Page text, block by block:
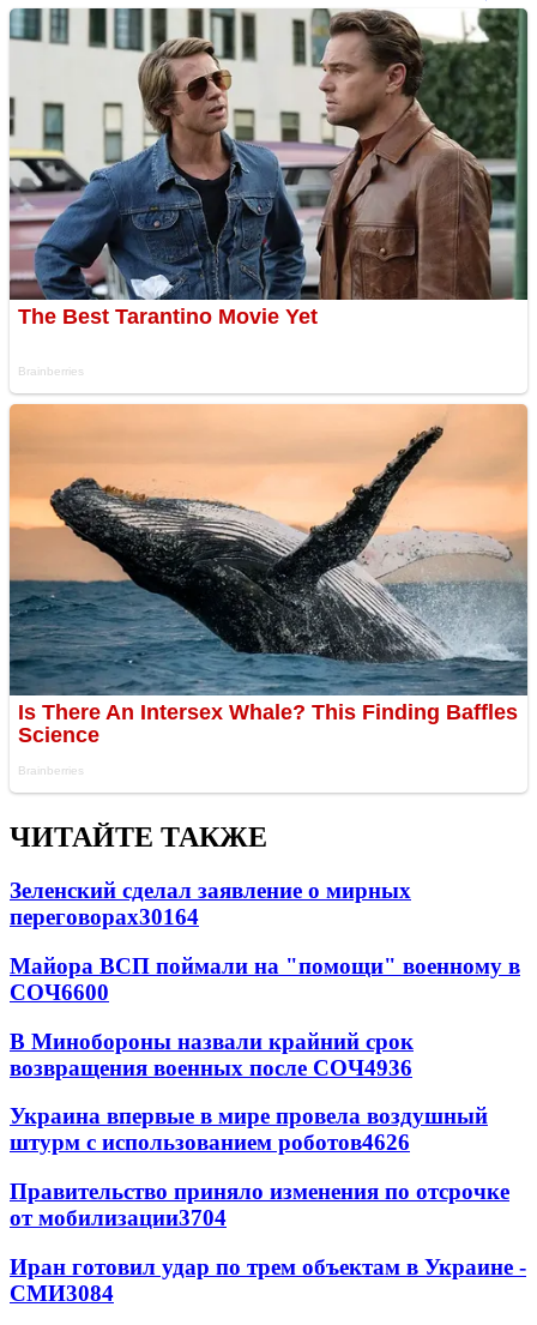
ЧИТАЙТЕ ТАКЖЕ
Зеленский сделал заявление о мирных
переговорах30164
Майора ВСП поймали на "помощи" военному в
СОЧ6600
В Минобороны назвали крайний срок
возвращения военных после СОЧ4936
Украина впервые в мире провела воздушный
штурм с использованием роботов4626
Правительство приняло изменения по отсрочке
от мобилизации3704
Иран готовил удар по трем объектам в Украине -
СМИ3084